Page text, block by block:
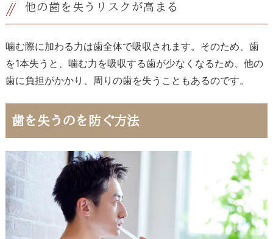
他の歯を失うリスクが高まる
噛む際に加わる力は歯全体で吸収されます。そのため、歯
を1本失うと、噛む力を吸収する歯が少なくなるため、他の
歯に負担がかかり、周りの歯を失うこともあるのです。
歯を失うのを防ぐ方法